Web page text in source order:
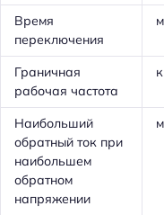
Время
переключения
Граничная
рабочая частота
Наибольший
обратный ток при
наибольшем
обратном
напряжении